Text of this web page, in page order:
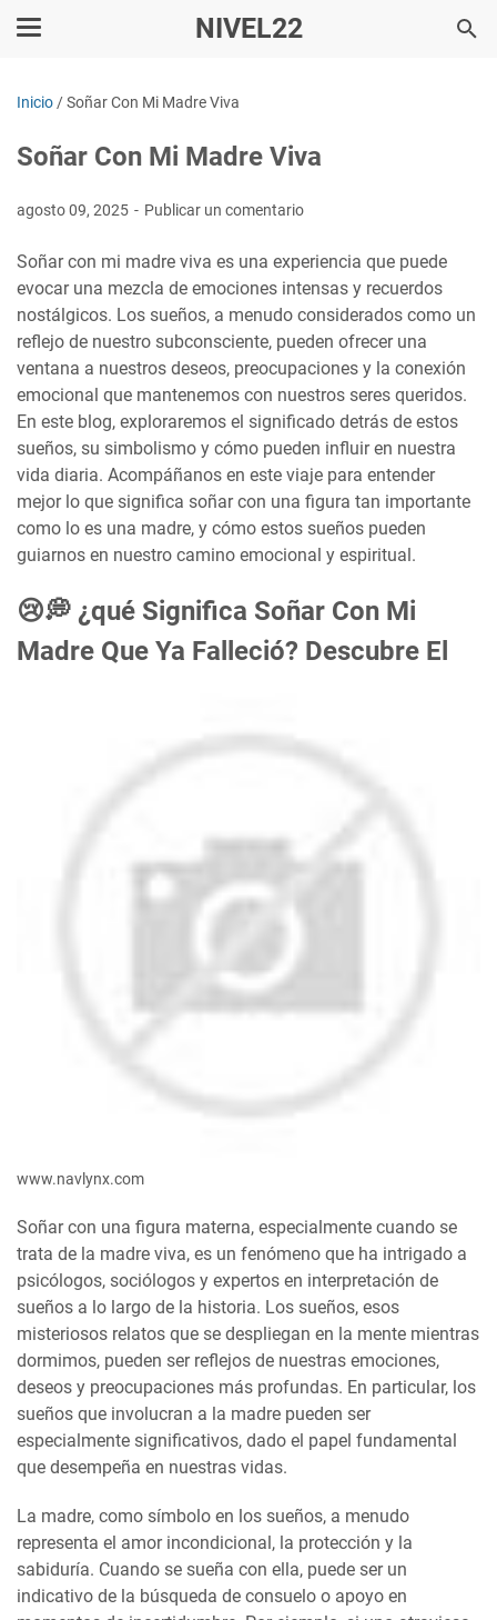
NIVEL22
Inicio /Soñar Con Mi Madre Viva
Soñar Con Mi Madre Viva
agosto 09, 2025 Publicar un comentario
Soñar con mi madre viva es una experiencia que puede
evocar una mezcla de emociones intensas y recuerdos
nostálgicos. Los sueños, a menudo considerados como un
reflejo de nuestro subconsciente, pueden ofrecer una
ventana a nuestros deseos, preocupaciones y la conexión
emocional que mantenemos con nuestros seres queridos.
En este blog, exploraremos el significado detrás de estos
sueños, su simbolismo y cómo pueden influir en nuestra
vida diaria. Acompáñanos en este viaje para entender
mejor lo que significa soñar con una figura tan importante
como lo es una madre, y cómo estos sueños pueden
guiarnos en nuestro camino emocional y espiritual.
😢💭 ¿qué Significa Soñar Con Mi
Madre Que Ya Falleció? Descubre El
www.navlynx.com
Soñar con una figura materna, especialmente cuando se
trata de la madre viva, es un fenómeno que ha intrigado a
psicólogos, sociólogos y expertos en interpretación de
sueños a lo largo de la historia. Los sueños, esos
misteriosos relatos que se despliegan en la mente mientras
dormimos, pueden ser reflejos de nuestras emociones,
deseos y preocupaciones más profundas. En particular, los
sueños que involucran a la madre pueden ser
especialmente significativos, dado el papel fundamental
que desempeña en nuestras vidas.
La madre, como símbolo en los sueños, a menudo
representa el amor incondicional, la protección y la
sabiduría. Cuando se sueña con ella, puede ser un
indicativo de la búsqueda de consuelo o apoyo en